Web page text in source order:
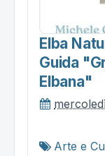
Elba
Guida
Elbana"
Arte e